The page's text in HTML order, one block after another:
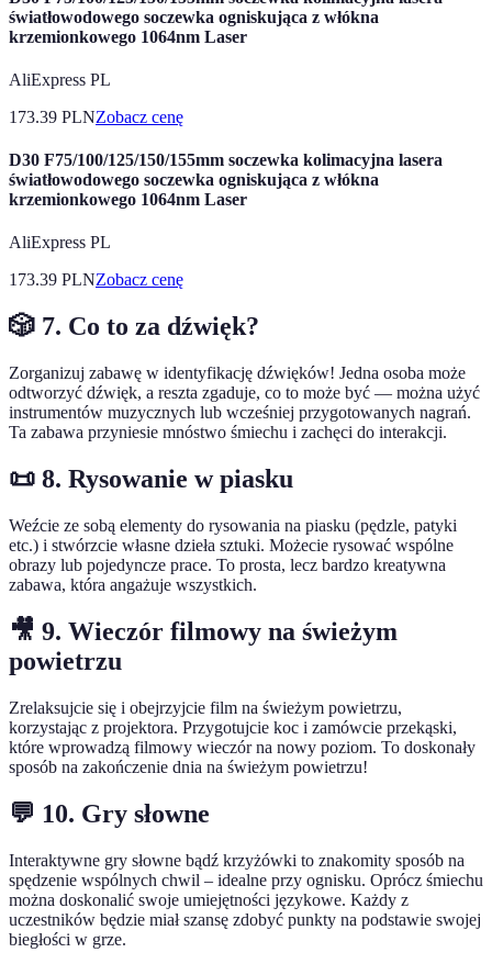
światłowodowego soczewka ogniskująca z włókna
krzemionkowego 1064nm Laser
AliExpress PL
173.39 PLNZobacz cenę
D30 F75/100/125/150/155mm soczewka kolimacyjna lasera
światłowodowego soczewka ogniskująca z włókna
krzemionkowego 1064nm Laser
AliExpress PL
173.39 PLNZobacz cenę
🎲 7. Co to za dźwięk?
Zorganizuj zabawę w identyfikację dźwięków! Jedna osoba może
odtworzyć dźwięk, a reszta zgaduje, co to może być — można użyć
instrumentów muzycznych lub wcześniej przygotowanych nagrań.
Ta zabawa przyniesie mnóstwo śmiechu i zachęci do interakcji.
📜 8. Rysowanie w piasku
Weźcie ze sobą elementy do rysowania na piasku (pędzle, patyki
etc.) i stwórzcie własne dzieła sztuki. Możecie rysować wspólne
obrazy lub pojedyncze prace. To prosta, lecz bardzo kreatywna
zabawa, która angażuje wszystkich.
🎥 9. Wieczór filmowy na świeżym
powietrzu
Zrelaksujcie się i obejrzyjcie film na świeżym powietrzu,
korzystając z projektora. Przygotujcie koc i zamówcie przekąski,
które wprowadzą filmowy wieczór na nowy poziom. To doskonały
sposób na zakończenie dnia na świeżym powietrzu!
💬 10. Gry słowne
Interaktywne gry słowne bądź krzyżówki to znakomity sposób na
spędzenie wspólnych chwil – idealne przy ognisku. Oprócz śmiechu
można doskonalić swoje umiejętności językowe. Każdy z
uczestników będzie miał szansę zdobyć punkty na podstawie swojej
biegłości w grze.